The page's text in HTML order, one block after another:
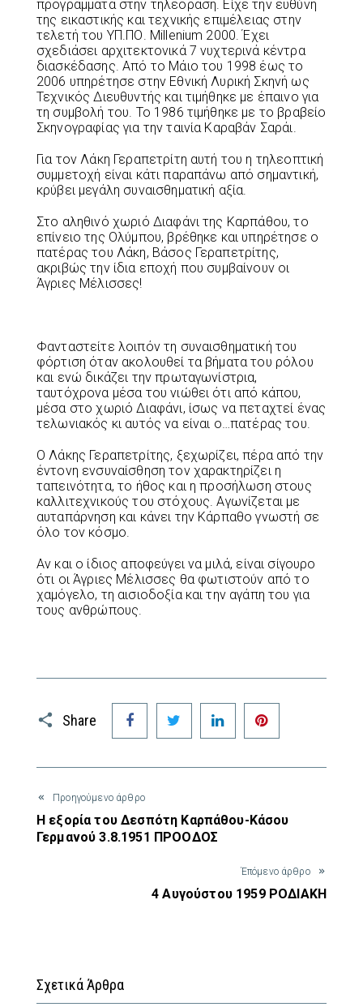
προγράμματα στην τηλεόραση. Είχε την ευθύνη
της εικαστικής και τεχνικής επιμέλειας στην
τελετή του ΥΠ.ΠΟ. Millenium 2000. Έχει
σχεδιάσει αρχιτεκτονικά 7 νυχτερινά κέντρα
διασκέδασης. Από το Μάιο του 1998 έως το
2006 υπηρέτησε στην Εθνική Λυρική Σκηνή ως
Τεχνικός Διευθυντής και τιμήθηκε με έπαινο για
τη συμβολή του. Το 1986 τιμήθηκε με το βραβείο
Σκηνογραφίας για την ταινία Καραβάν Σαράι.
Για τον Λάκη Γεραπετρίτη αυτή του η τηλεοπτική
συμμετοχή είναι κάτι παραπάνω από σημαντική,
κρύβει μεγάλη συναισθηματική αξία.
Στο αληθινό χωριό Διαφάνι της Καρπάθου, το
επίνειο της Ολύμπου, βρέθηκε και υπηρέτησε ο
πατέρας του Λάκη, Βάσος Γεραπετρίτης,
ακριβώς την ίδια εποχή που συμβαίνουν οι
Άγριες Μέλισσες!
Φανταστείτε λοιπόν τη συναισθηματική του
φόρτιση όταν ακολουθεί τα βήματα του ρόλου
και ενώ δικάζει την πρωταγωνίστρια,
ταυτόχρονα μέσα του νιώθει ότι από κάπου,
μέσα στο χωριό Διαφάνι, ίσως να πεταχτεί ένας
τελωνιακός κι αυτός να είναι ο…πατέρας του.
Ο Λάκης Γεραπετρίτης, ξεχωρίζει, πέρα από την
έντονη ενσυναίσθηση τον χαρακτηρίζει η
ταπεινότητα, το ήθος και η προσήλωση στους
καλλιτεχνικούς του στόχους. Αγωνίζεται με
αυταπάρνηση και κάνει την Κάρπαθο γνωστή σε
όλο τον κόσμο.
Αν και ο ίδιος αποφεύγει να μιλά, είναι σίγουρο
ότι οι Άγριες Μέλισσες θα φωτιστούν από το
χαμόγελο, τη αισιοδοξία και την αγάπη του για
τους ανθρώπους.
Share
Facebook Twitter LinkedIn
Προηγούμενο άρθρο
Η εξορία του Δεσπότη Καρπάθου-Κάσου
Γερμανού 3.8.1951 ΠΡΟΟΔΟΣ
Έπόμενο άρθρο
4 Αυγούστου 1959 ΡΟΔΙΑΚΗ
Σχετικά Άρθρα